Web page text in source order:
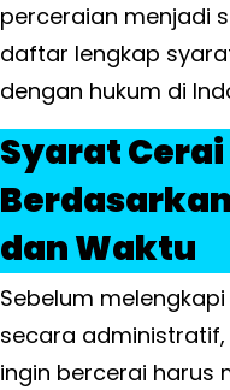
perceraian menjadi
daftar lengkap
dengan hukum di
Syarat Cerai
dan Waktu
Sebelum
secara
ingin bercerai harus